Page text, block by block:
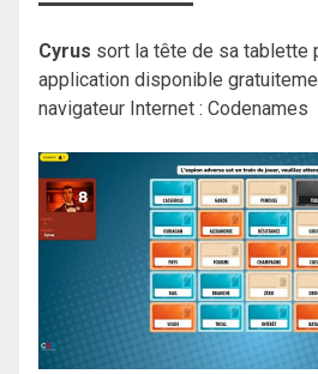
Cyrus sort la tête de sa tablette
application disponible
navigateur Internet : Codenames